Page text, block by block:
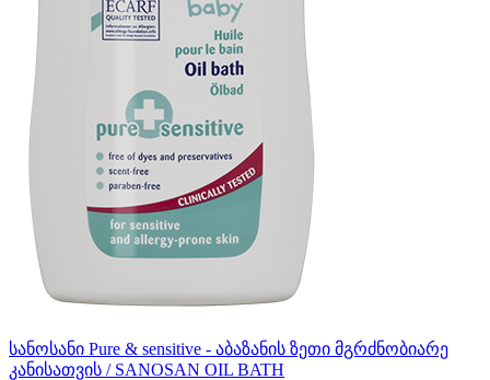
სანოსანი Pure & sensitive - აბაზანის ზეთი მგრძნობიარე
კანისათვის / SANOSAN OIL BATH